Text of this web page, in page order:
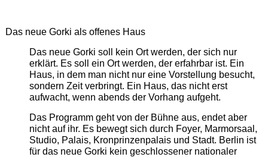
Das neue Gorki als offenes Haus
Das neue Gorki soll kein Ort werden, der sich nur
erklärt. Es soll ein Ort werden, der erfahrbar ist. Ein
Haus, in dem man nicht nur eine Vorstellung besucht,
sondern Zeit verbringt. Ein Haus, das nicht erst
aufwacht, wenn abends der Vorhang aufgeht.
Das Programm geht von der Bühne aus, endet aber
nicht auf ihr. Es bewegt sich durch Foyer, Marmorsaal,
Studio, Palais, Kronprinzenpalais und Stadt. Berlin ist
für das neue Gorki kein geschlossener nationaler